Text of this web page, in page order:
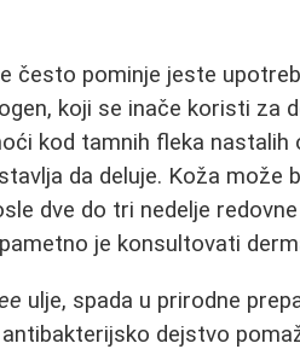
često pominje jeste
koji se inače koristi za
kod tamnih fleka nastalih
da deluje. Koža može
dve do tri nedelje
je konsultovati
ulje, spada u prirodne
dejstvo